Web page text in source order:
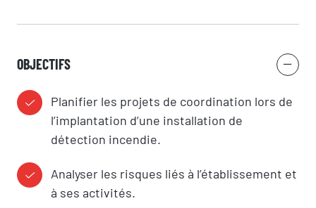
OBJECTIFS
Planifier les projets de coordination lors de
l’implantation d’une installation de
détection incendie.
Analyser les risques liés à l’établissement et
à ses activités.